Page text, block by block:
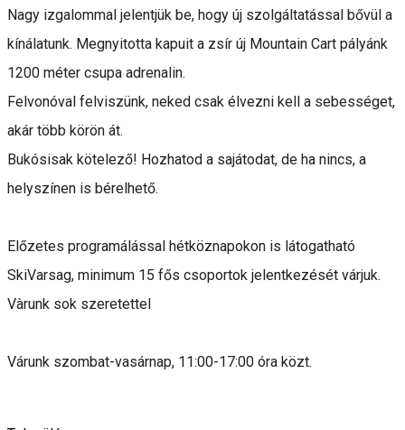
Nagy izgalommal jelentjük be, hogy új szolgáltatással bővül a
kínálatunk. Megnyitotta kapuit a zsír új Mountain Cart pályánk
1200 méter csupa adrenalin.
Felvonóval felviszünk, neked csak élvezni kell a sebességet,
akár több körön át.
Bukósisak kötelező! Hozhatod a sajátodat, de ha nincs, a
helyszínen is bérelhető.
Előzetes programálással hétköznapokon is látogatható
SkiVarsag, minimum 15 fős csoportok jelentkezését várjuk.
Vàrunk sok szeretettel
Várunk szombat-vasárnap, 11:00-17:00 óra közt.